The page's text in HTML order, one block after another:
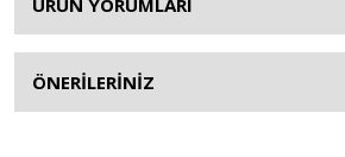
ÜRÜN YORUMLARI
ÖNERİLERİNİZ